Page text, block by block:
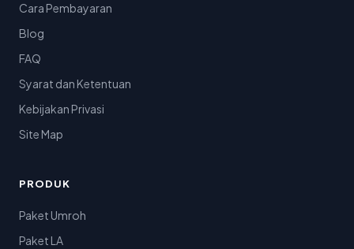
Cara Pembayaran
Blog
FAQ
Syarat dan Ketentuan
Kebijakan Privasi
Site Map
PRODUK
Paket Umroh
Paket LA